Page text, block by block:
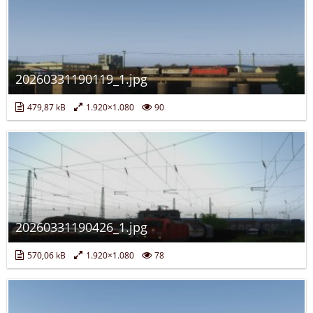
20260331190119_1.jpg
479,87 kB 1.920×1.080 90
20260331190426_1.jpg
570,06 kB 1.920×1.080 78